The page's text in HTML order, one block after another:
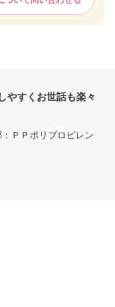
やすくお世話も楽々
ＰＰポリプロピレン